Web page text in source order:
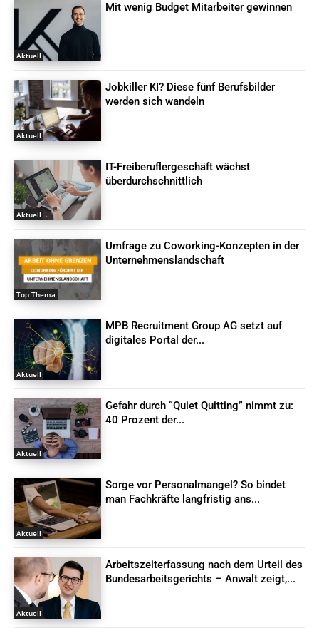
Aktuell
Mit wenig Budget Mitarbeiter gewinnen
Aktuell
Jobkiller KI? Diese fünf Berufsbilder
werden sich wandeln
Aktuell
IT-Freiberuflergeschäft wächst
überdurchschnittlich
Top Thema
Umfrage zu Coworking-Konzepten in der
Unternehmenslandschaft
Aktuell
MPB Recruitment Group AG setzt auf
digitales Portal der...
Aktuell
Gefahr durch “Quiet Quitting” nimmt zu:
40 Prozent der...
Aktuell
Sorge vor Personalmangel? So bindet
man Fachkräfte langfristig ans...
Aktuell
Arbeitszeiterfassung nach dem Urteil des
Bundesarbeitsgerichts – Anwalt zeigt,...